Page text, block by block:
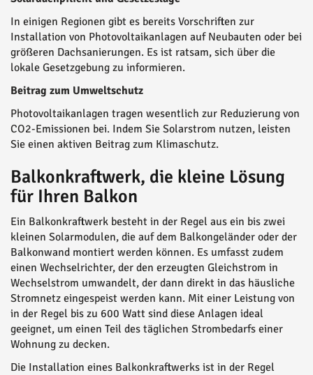
In einigen Regionen gibt es bereits Vorschriften zur
Installation von Photovoltaikanlagen auf Neubauten oder bei
größeren Dachsanierungen. Es ist ratsam, sich über die
lokale Gesetzgebung zu informieren.
Beitrag zum Umweltschutz
Photovoltaikanlagen tragen wesentlich zur Reduzierung von
CO2-Emissionen bei. Indem Sie Solarstrom nutzen, leisten
Sie einen aktiven Beitrag zum Klimaschutz.
Balkonkraftwerk, die kleine Lösung
für Ihren Balkon
Ein Balkonkraftwerk besteht in der Regel aus ein bis zwei
kleinen Solarmodulen, die auf dem Balkongeländer oder der
Balkonwand montiert werden können. Es umfasst zudem
einen Wechselrichter, der den erzeugten Gleichstrom in
Wechselstrom umwandelt, der dann direkt in das häusliche
Stromnetz eingespeist werden kann. Mit einer Leistung von
in der Regel bis zu 600 Watt sind diese Anlagen ideal
geeignet, um einen Teil des täglichen Strombedarfs einer
Wohnung zu decken.
Die Installation eines Balkonkraftwerks ist in der Regel